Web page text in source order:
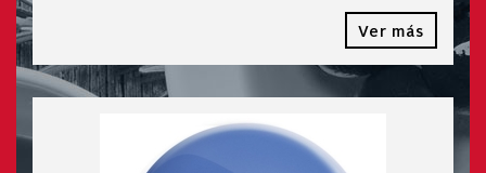
Ver más